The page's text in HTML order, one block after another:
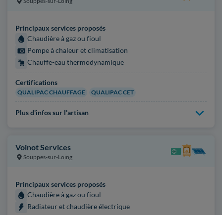
Principaux services proposés
Chaudière à gaz ou fioul
Pompe à chaleur et climatisation
Chauffe-eau thermodynamique
Certifications
QUALIPAC CHAUFFAGE QUALIPAC CET
Plus d'infos sur l'artisan
Voinot Services
Souppes-sur-Loing
Principaux services proposés
Chaudière à gaz ou fioul
Radiateur et chaudière électrique